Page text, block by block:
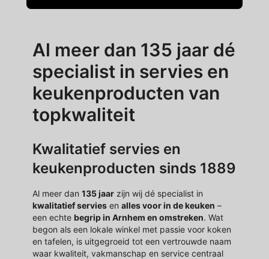
Al meer dan 135 jaar dé
specialist in servies en
keukenproducten van
topkwaliteit
Kwalitatief servies en
keukenproducten sinds 1889
Al meer dan 135 jaar zijn wij dé specialist in
kwalitatief servies en alles voor in de keuken –
een echte begrip in Arnhem en omstreken. Wat
begon als een lokale winkel met passie voor koken
en tafelen, is uitgegroeid tot een vertrouwde naam
waar kwaliteit, vakmanschap en service centraal